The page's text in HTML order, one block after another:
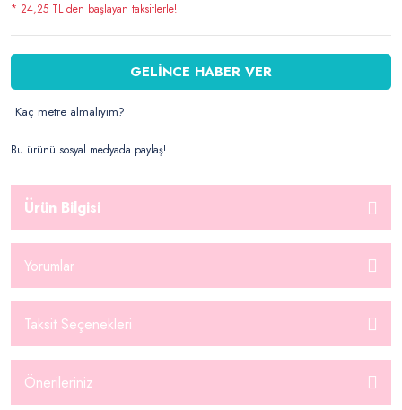
* 24,25 TL den başlayan taksitlerle!
GELİNCE HABER VER
Kaç metre almalıyım?
Bu ürünü sosyal medyada paylaş!
Ürün Bilgisi
Yorumlar
Taksit Seçenekleri
Önerileriniz